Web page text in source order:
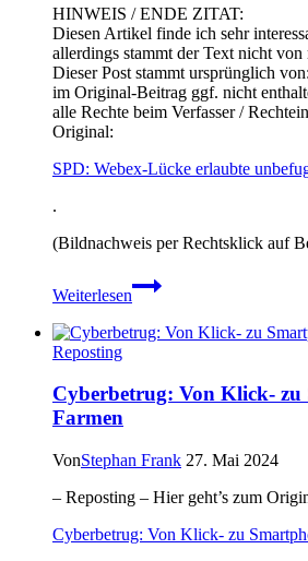
HINWEIS / ENDE ZITAT:
Diesen Artikel finde ich sehr
allerdings stammt der Text nicht
Dieser Post stammt ursprünglich
im Original-Beitrag ggf. nicht
alle Rechte beim Verfasser /
Original:
SPD: Webex-Lücke erlaubte
.
(Bildnachweis per Rechtsklick auf
Weiterlesen
SPD:
Webex-
erlaubte
Teilnahme
Reposting
Cyberbetrug: Von Klick- zu
Farmen
VonStephan Frank 27. Mai 2024
– Reposting – Hier geht’s zum
Cyberbetrug: Von Klick- zu